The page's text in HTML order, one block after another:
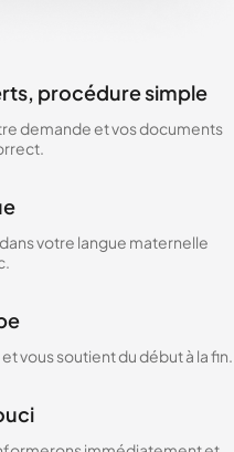
procédure simple
demande et vos documents
votre langue maternelle
vous soutient du début à la fin.